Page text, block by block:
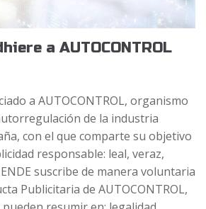
a AUTOCONTROL
a AUTOCONTROL, organismo
de la industria
con el que comparte su objetivo
responsable: leal, veraz,
suscribe de manera voluntaria
Publicitaria de AUTOCONTROL,